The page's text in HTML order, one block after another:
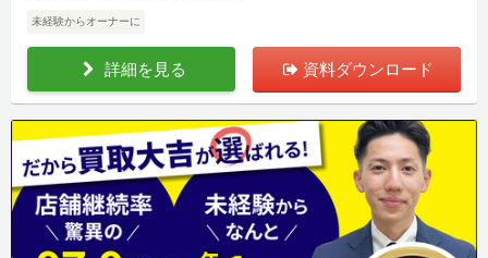
未経験からオーナーに
詳細を見る 資料ダウンロード